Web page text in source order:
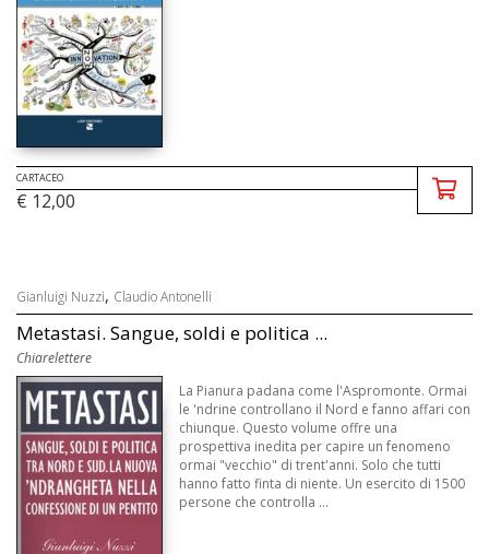
CARTACEO
€ 12,00
Gianluigi Nuzzi, Claudio Antonelli
Metastasi. Sangue, soldi e politica ...
Chiarelettere
La Pianura padana come l'Aspromonte. Ormai
le 'ndrine controllano il Nord e fanno affari con
chiunque. Questo volume offre una
prospettiva inedita per capire un fenomeno
ormai "vecchio" di trent'anni. Solo che tutti
hanno fatto finta di niente. Un esercito di 1500
persone che controlla ...